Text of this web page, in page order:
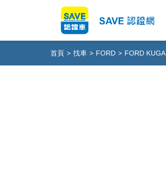
首頁 > 找車 > FORD > FORD KUGA